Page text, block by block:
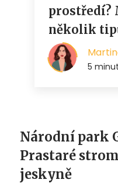
Národní park
Prastaré
jeskyně